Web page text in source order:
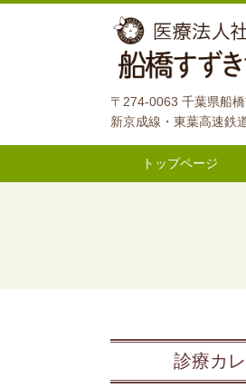
〒274-0063 千葉県船
新京成線・東葉高速鉄
トップページ
診療カ